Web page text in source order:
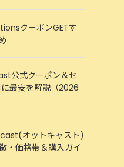
クーポンGETす
公式クーポン＆セ
最安を解説（2026
オットキャスト)
・価格帯＆購入ガイ